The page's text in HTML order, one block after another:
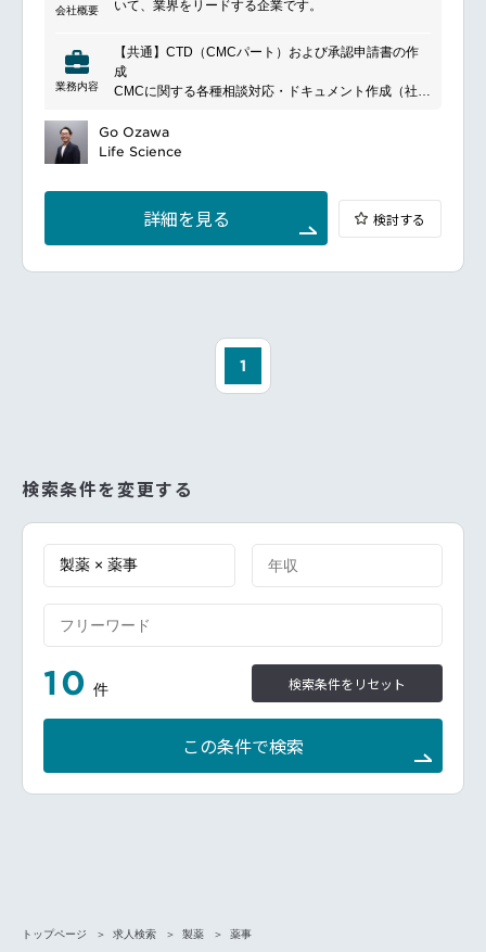
会社概要 いて、業界をリードする企業です。
業務内容
【共通】CTD（CMCパート）および承認申請書の作
成
CMCに関する各種相談対応・ドキュメント作成（社内
海外クライアントとの英語（主にメール）でのコミュ
ニケーション
付するCMC関連文書の作成
CTD（CMCパート）／承認申請書の作成、申請後の
一変・軽微・照会事項対応
外国製造業者認定、マスターファイル登録、GMP適合
CTD（CMCパート）／承認申請書の作成
Go Ozawa
Life Science
詳細を見る 検討する
1
検索条件を変更する
10 件
この条件で検索
検索条件をリセット
トップページ 求人検索 製薬 薬事